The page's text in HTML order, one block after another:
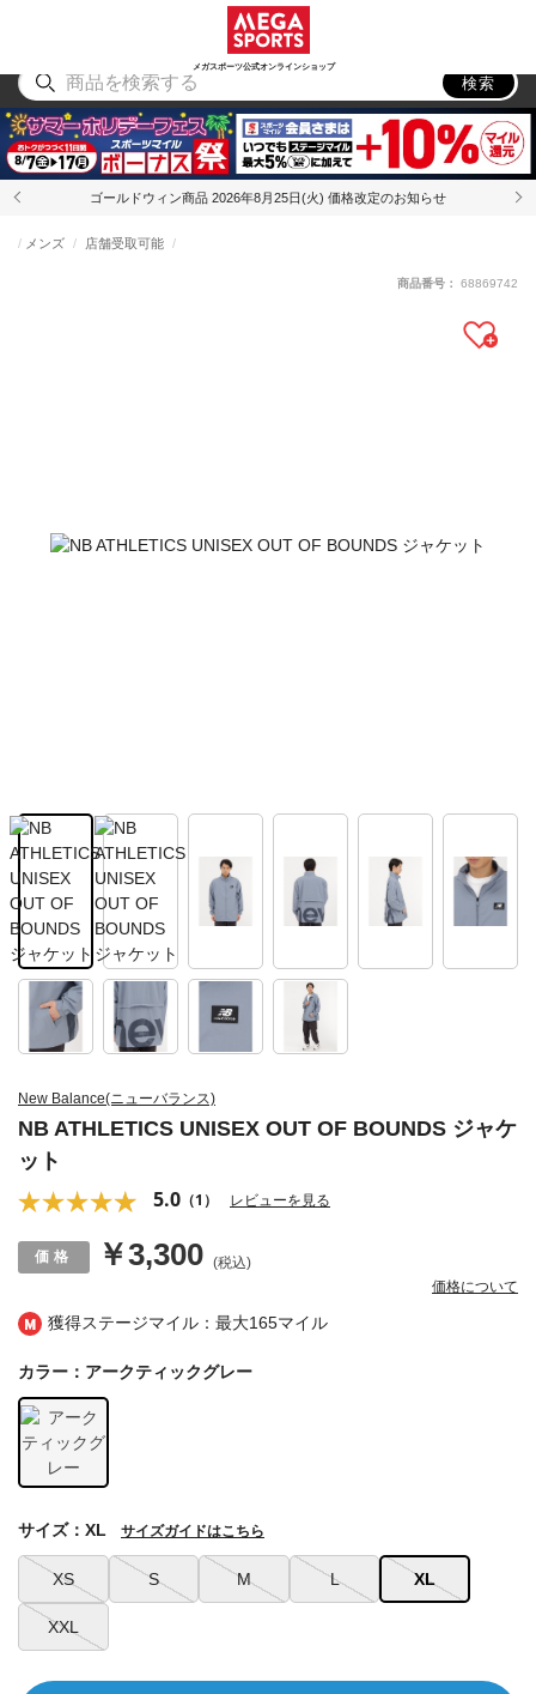
メガスポーツ公式オンラインショップ
アウトドア
検索
ゴールドウィン商品 2026年8月25日(火) 価格改定のお知らせ
獲得ステージマイル：最大165マイル
New Balance(ニューバランス)
NB ATHLETICS UNISEX OUT OF BOUNDS ジャケ
ット
5.0 （1） レビューを見る
メンズ 店舗受取可能
￥3,300 (税込)
価格について
商品番号： 68869742
カラー：アークティックグレー
XS S M L XL
XXL
サイズ：XL サイズガイドはこちら